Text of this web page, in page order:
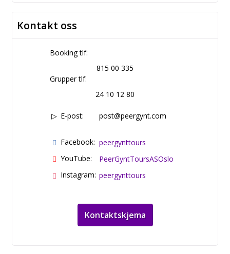
Kontakt oss
Booking tlf:
815 00 335
Grupper tlf:
24 10 12 80
E-post: post@peergynt.com
Facebook: peergynttours
YouTube:
PeerGyntToursASOslo
Instagram: peergynttours
Kontaktskjema